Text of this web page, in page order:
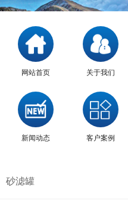
网站首页 关于我们
新闻动态 客户案例
砂滤罐